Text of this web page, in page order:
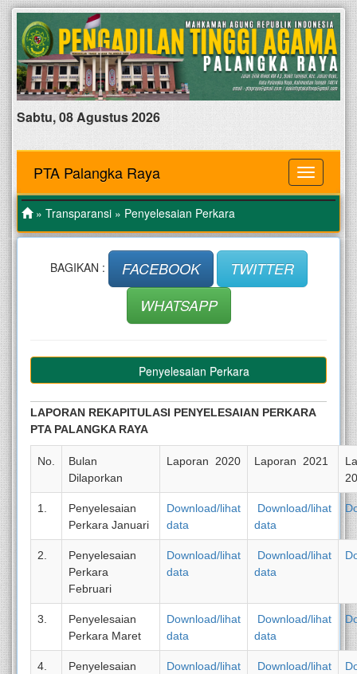
Sabtu, 08 Agustus 2026
MENU
PTA Palangka Raya
» Transparansi » Penyelesaian Perkara
BAGIKAN : FACEBOOK
TWITTER
WHATSAPP
Penyelesaian Perkara
LAPORAN REKAPITULASI PENYELESAIAN PERKARA
PTA PALANGKA RAYA
No.
Bulan
Dilaporkan
Laporan 2020 Laporan 2021
1.
Penyelesaian
Perkara Januari
Download/lihat
data
Download/lihat
data
2.
Penyelesaian
Perkara
Februari
Download/lihat
data
Download/lihat
data
3.
Penyelesaian
Perkara Maret
Download/lihat
data
Download/lihat
data
4.
Penyelesaian
Download/lihat
Download/lihat